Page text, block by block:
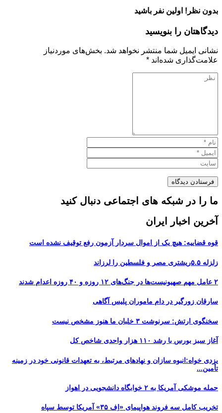
بدون نظر! اولین نفر باشید
دیدگاهتان را بنویسید
نشانی ایمیل شما منتشر نخواهد شد. بخش‌های موردنیاز
علامت‌گذاری شده‌اند *
ما را در شبکه های اجتماعی دنبال کنید
آخرین اخبار ایران
قوه قضاییه: هیچ یک از اموال سردار آزمون رفع توقیف نشده است
زلزله ۵.۵ریشتری مصر و فلسطین را لرزاند
۲ عامل مهم صهیونیست‌ها در جنگ‌های ۱۲ روزه و ۴۰ روزه اعدام شدند
سارقان زورگیر در دام ماموران پلیس آگاهی
سخنگوی ارتش: سرنوشت ۳ خلبان ما هنوز مشخص نیست
آغاز سبز بورس با رشد ۱۱۰ هزار واحدی شاخص کل
یزدی خواه:انبوه سازان و نهادهای مرتبط، به تعهدات قانونی خود در زمینه
تأمین...
حمله موشکی آمریکا به ۲ خوابگاه دانشجویی در اهواز
تخریب کامل سه فروند هواپیمای «اِف ۳۵» آمریکا توسط سپاه